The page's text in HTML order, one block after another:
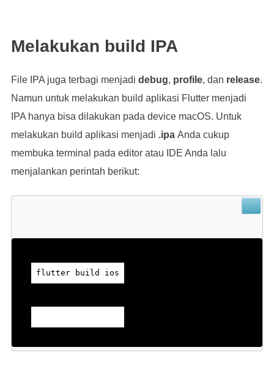
Melakukan build IPA
File IPA juga terbagi menjadi debug, profile, dan release.
Namun untuk melakukan build aplikasi Flutter menjadi
IPA hanya bisa dilakukan pada device macOS. Untuk
melakukan build aplikasi menjadi .ipaAnda cukup
membuka terminal pada editor atau IDE Anda lalu
menjalankan perintah berikut:
flutter build ios